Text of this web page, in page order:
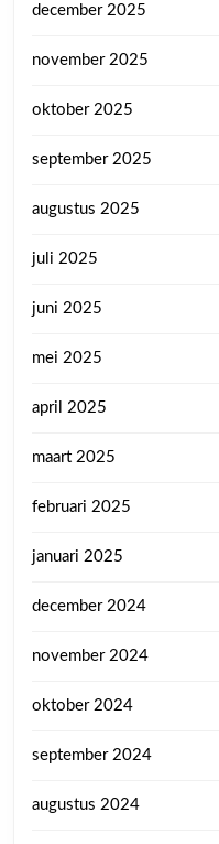
december 2025
november 2025
oktober 2025
september 2025
augustus 2025
juli 2025
juni 2025
mei 2025
april 2025
maart 2025
februari 2025
januari 2025
december 2024
november 2024
oktober 2024
september 2024
augustus 2024